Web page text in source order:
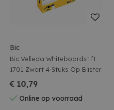
Bic
Bic Velleda Whiteboardstift
1701 Zwart 4 Stuks Op Blister
€ 10,79
Online op voorraad